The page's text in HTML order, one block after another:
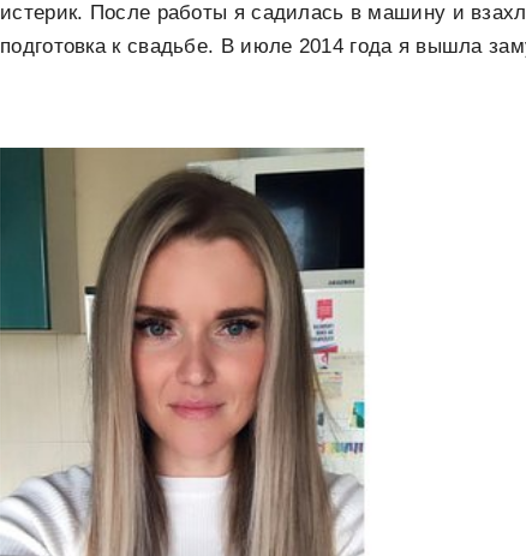
истерик. После работы я садилась в машину и
подготовка к свадьбе. В июле 2014 года я вышла